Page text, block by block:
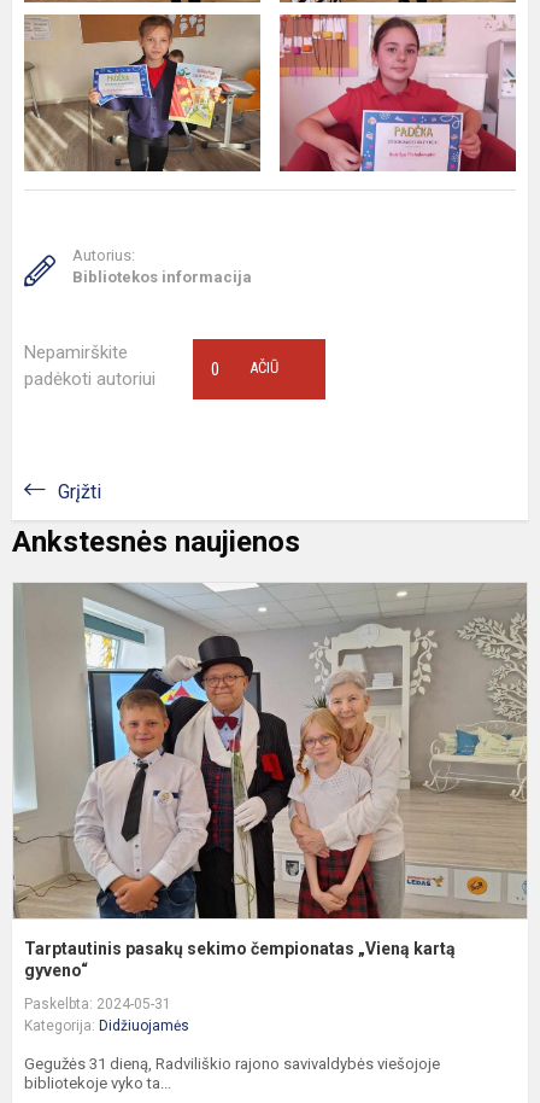
Autorius:
Bibliotekos informacija
Nepamirškite
padėkoti autoriui
AČIŪ
0
Grįžti
Ankstesnės naujienos
Tarptautinis pasakų sekimo čempionatas „Vieną kartą
gyveno“
Paskelbta: 2024-05-31
Kategorija: Didžiuojamės
Gegužės 31 dieną, Radviliškio rajono savivaldybės viešojoje
bibliotekoje vyko ta...